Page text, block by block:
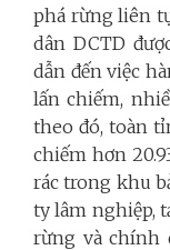
phá rừng liên
dân DCTD
dẫn đến việc
lấn chiếm,
theo đó, toàn
chiếm hơn
rác trong khu
ty lâm nghiệp,
rừng và chính